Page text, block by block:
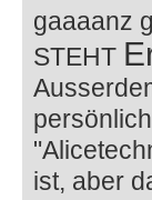
gaaaanz
STEHT
ist, aber